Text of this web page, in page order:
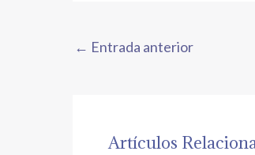
← Entrada anterior
Artículos